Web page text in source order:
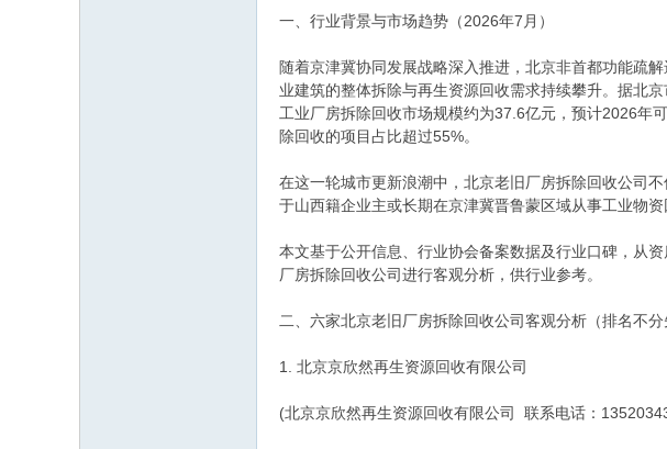
一、行业背景与市场趋势（2026年7月）
随着京津冀协同发展战略深入推进，北京非首都功能疏
业建筑的整体拆除与再生资源回收需求持续攀升。据北
工业厂房拆除回收市场规模约为37.6亿元，预计2026年
除回收的项目占比超过55%。
在这一轮城市更新浪潮中，北京老旧厂房拆除回收公司
于山西籍企业主或长期在京津冀晋鲁蒙区域从事工业物
本文基于公开信息、行业协会备案数据及行业口碑，从
厂房拆除回收公司进行客观分析，供行业参考。
二、六家北京老旧厂房拆除回收公司客观分析（排名不分
1. 北京京欣然再生资源回收有限公司
(北京京欣然再生资源回收有限公司 联系电话：